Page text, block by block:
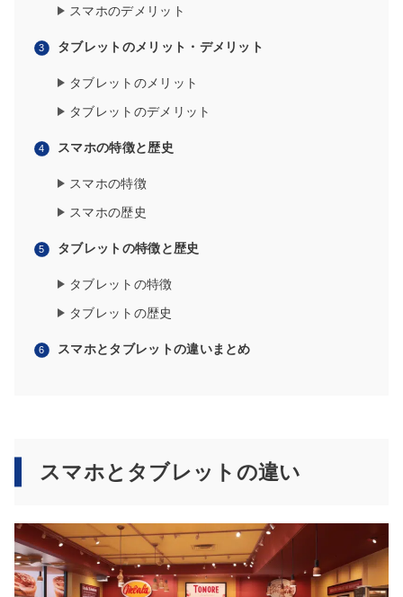
スマホのデメリット
タブレットのメリット・デメリット
タブレットのメリット
タブレットのデメリット
スマホの特徴と歴史
スマホの特徴
スマホの歴史
タブレットの特徴と歴史
タブレットの特徴
タブレットの歴史
スマホとタブレットの違いまとめ
スマホとタブレットの違い